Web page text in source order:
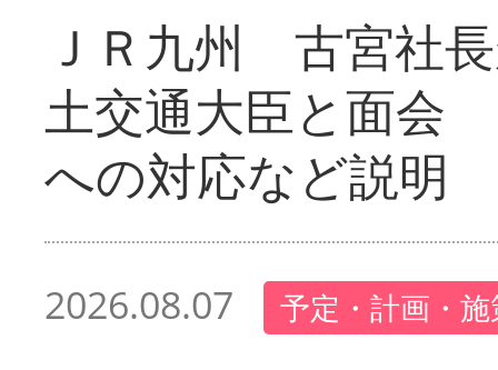
ＪＲ九州 古宮社
土交通大臣と面会
への対応など説明
2026.08.07 予定・計画・